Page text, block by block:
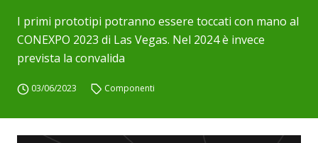
I primi prototipi potranno essere toccati con mano al
CONEXPO 2023 di Las Vegas. Nel 2024 è invece
prevista la convalida
03/06/2023 Componenti